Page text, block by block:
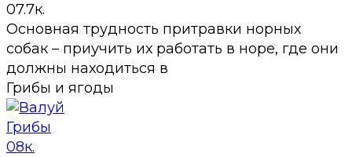
07.7к.
Основная трудность притравки норных
собак – приучить их работать в норе, где они
должны находиться в
Грибы и ягоды
Грибы
08к.